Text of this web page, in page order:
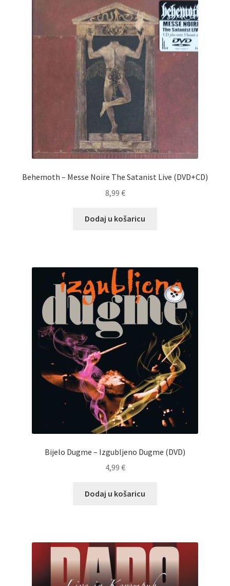
Moj račun
Dostava u inozemstvo
O nama
Behemoth – Messe Noire The Satanist Live (DVD+CD)
8,99 €
Dodaj u košaricu
Bijelo Dugme – Izgubljeno Dugme (DVD)
4,99 €
Dodaj u košaricu